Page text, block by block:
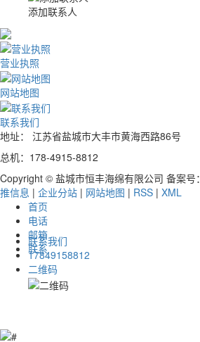
添加联系人
营业执照
网站地图
联系我们
地址： 江苏省盐城市大丰市黄海西路86号
总机：178-4915-8812
Copyright © 盐城市恒丰海绵有限公司 备案号：
推信息 | 企业分站 | 网站地图 | RSS | XML
首页
电话
邮箱
联系
联系我们
17849158812
二维码